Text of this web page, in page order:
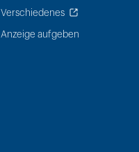
Verschiedenes
Anzeige aufgeben